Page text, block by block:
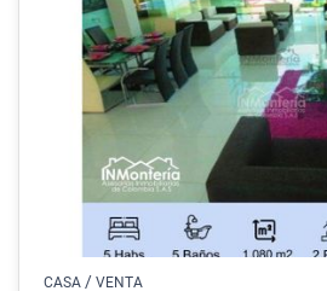
CASA / VENTA